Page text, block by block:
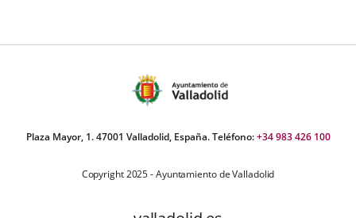
Plaza Mayor, 1. 47001 Valladolid, España. Teléfono:+34 983 426 100
Copyright 2025 - Ayuntamiento de Valladolid